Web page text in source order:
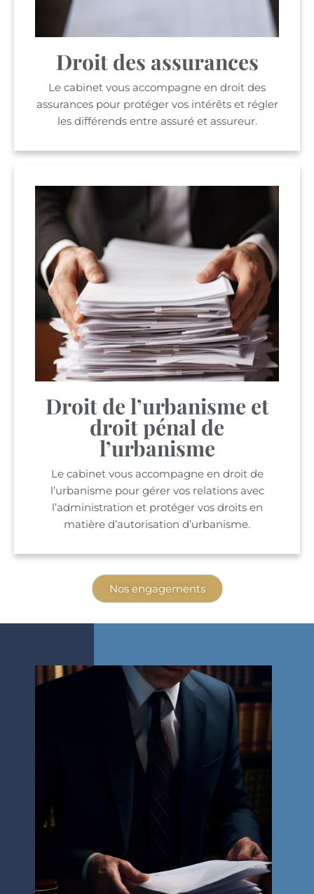
Droit des assurances
Le cabinet vous accompagne en droit des
assurances pour protéger vos intérêts et régler
les différends entre assuré et assureur.
Droit de l’urbanisme et
droit pénal de
l’urbanisme
Le cabinet vous accompagne en droit de
l’urbanisme pour gérer vos relations avec
l’administration et protéger vos droits en
matière d’autorisation d’urbanisme.
Nos engagements